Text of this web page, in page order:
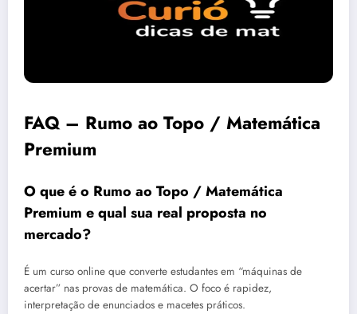
FAQ – Rumo ao Topo / Matemática
Premium
O que é o Rumo ao Topo / Matemática
Premium e qual sua real proposta no
mercado?
É um curso online que converte estudantes em “máquinas de
acertar” nas provas de matemática. O foco é rapidez,
interpretação de enunciados e macetes práticos.